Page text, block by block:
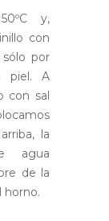
y,
con
por
piel. A
con sal
la
agua
de la
horno.